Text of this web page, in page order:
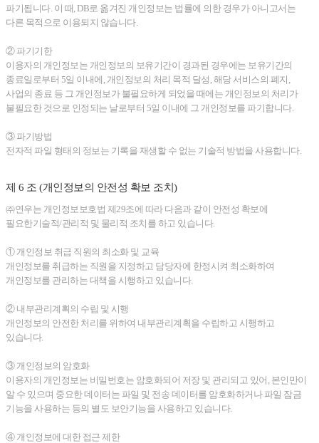
파기됩니다. 이 때, DB로 옮겨진 개인정보는 법률에 의한 경우가 아니고서는
다른 목적으로 이용되지 않습니다.
② 파기기한
이용자의 개인정보는 개인정보의 보유기간이 경과된 경우에는 보유기간의
종료일로부터 5일 이내에, 개인정보의 처리 목적 달성, 해당 서비스의 폐지,
사업의 종료 등 그 개인정보가 불필요하게 되었을 때에는 개인정보의 처리가
불필요한 것으로 인정되는 날로부터 5일 이내에 그 개인정보를 파기합니다.
③ 파기방법
전자적 파일 형태의 정보는 기록을 재생할 수 없는 기술적 방법을 사용합니다.
제 6 조 (개인정보의 안전성 확보 조치)
㈜연우는 개인정보보호법 제29조에 따라 다음과 같이 안전성 확보에
필요한기술적/관리적 및 물리적 조치를 하고 있습니다.
① 개인정보 취급 직원의 최소화 및 교육
개인정보를 취급하는 직원을 지정하고 담당자에 한정시켜 최소화하여
개인정보를 관리하는 대책을 시행하고 있습니다.
② 내부관리계획의 수립 및 시행
개인정보의 안전한 처리를 위하여 내부관리계획을 수립하고 시행하고
있습니다.
③ 개인정보의 암호화
이용자의 개인정보는 비밀번호는 암호화되어 저장 및 관리되고 있어, 본인만이
알 수 있으며 중요한 데이터는 파일 및 전송 데이터를 암호화하거나 파일 잠금
기능을 사용하는 등의 별도 보안기능을 사용하고 있습니다.
④ 개인정보에 대한 접근 제한